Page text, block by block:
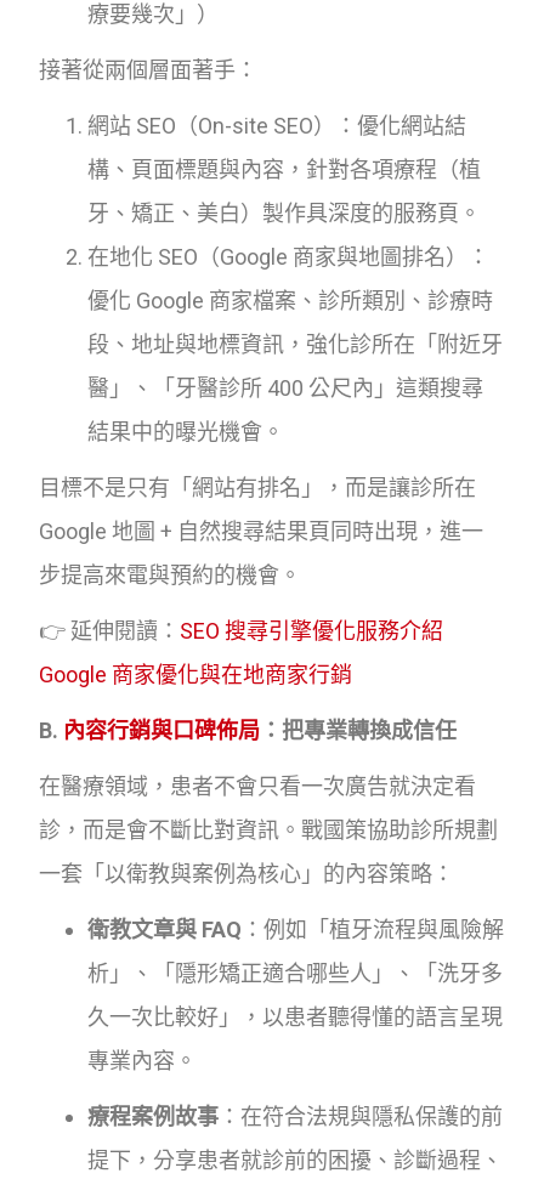
療要幾次」）
接著從兩個層面著手：
網站 SEO（On-site SEO）：優化網站結
構、頁面標題與內容，針對各項療程（植
牙、矯正、美白）製作具深度的服務頁。
在地化 SEO（Google 商家與地圖排名）：
優化 Google 商家檔案、診所類別、診療時
段、地址與地標資訊，強化診所在「附近牙
醫」、「牙醫診所 400 公尺內」這類搜尋
結果中的曝光機會。
目標不是只有「網站有排名」，而是讓診所在
Google 地圖 + 自然搜尋結果頁同時出現，進一
步提高來電與預約的機會。
👉 延伸閱讀： SEO 搜尋引擎優化服務介紹
Google 商家優化與在地商家行銷
B. 內容行銷與口碑佈局 ：把專業轉換成信任
在醫療領域，患者不會只看一次廣告就決定看
診，而是會不斷比對資訊。戰國策協助診所規劃
一套「以衛教與案例為核心」的內容策略：
衛教文章與 FAQ ：例如「植牙流程與風險解
析」、「隱形矯正適合哪些人」、「洗牙多
久一次比較好」，以患者聽得懂的語言呈現
專業內容。
療程案例故事 ：在符合法規與隱私保護的前
提下，分享患者就診前的困擾、診斷過程、